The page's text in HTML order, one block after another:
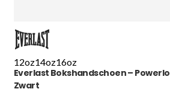
12oz14oz16oz
Everlast Bokshandschoen –
Zwart